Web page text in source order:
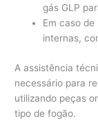
gás GLP
Em caso
internas,
A assistência
necessário para
utilizando peças
tipo de fogão.